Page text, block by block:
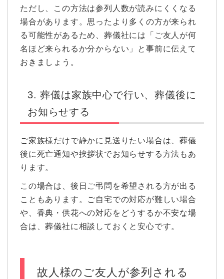
ただし、この方法は参列人数が読みにくくなる
場合があります。思ったより多くの方が来られ
る可能性があるため、葬儀社には「ご友人が何
名ほど来られるか分からない」と事前に伝えて
おきましょう。
3. 葬儀は家族中心で行い、葬儀後に
お知らせする
ご家族様だけで静かに見送りたい場合は、葬儀
後に死亡通知や挨拶状でお知らせする方法もあ
ります。
この場合は、後日ご弔問を希望される方が出る
こともあります。ご自宅での対応が難しい場合
や、香典・供花への対応をどうするか不安な場
合は、葬儀社に相談しておくと安心です。
故人様のご友人が参列される